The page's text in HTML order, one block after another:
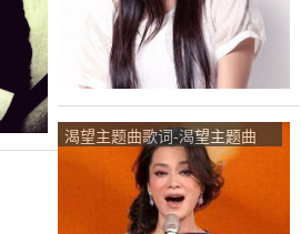
渴望主题曲歌词-渴望主题曲
LRC歌词-毛阿敏